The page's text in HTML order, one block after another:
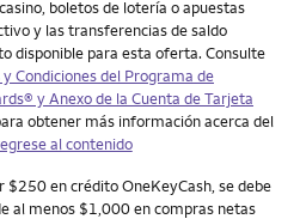
boletos de lotería o apuestas
y las transferencias de saldo
disponible para esta oferta. Consulte
Condiciones del Programa de
® y Anexo de la Cuenta de Tarjeta
obtener más información acerca del
al contenido
en crédito OneKeyCash, se debe
al menos $1,000 en compras netas